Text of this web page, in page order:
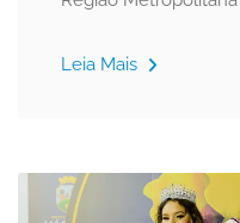
Leia Mais